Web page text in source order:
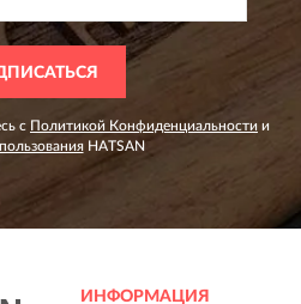
с Политикой Конфиденциальности и
HATSAN
ИНФОРМАЦИЯ